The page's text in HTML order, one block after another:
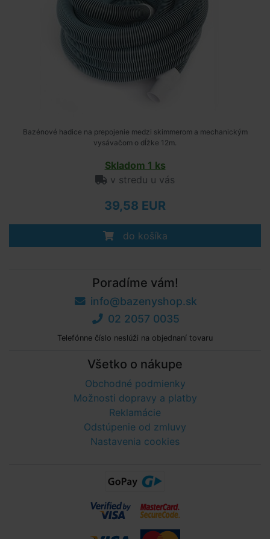
Bazénové hadice na prepojenie medzi skimmerom a mechanickým
vysávačom o dĺžke 12m.
Skladom 1 ks
v stredu u vás
39,58 EUR
do košíka
Poradíme vám!
info@bazenyshop.sk
02 2057 0035
Telefónne číslo neslúži na objednaní tovaru
Všetko o nákupe
Obchodné podmienky
Možnosti dopravy a platby
Reklamácie
Odstúpenie od zmluvy
Nastavenia cookies